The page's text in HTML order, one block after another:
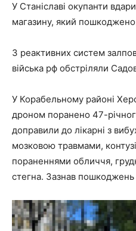
У Станіславі окупанти
магазину, який
З реактивних систем
війська рф обстріляли
У Корабельному районі
дроном поранено 47-
доправили до лікарні з
мозковою травмами,
пораненнями обличчя,
стегна. Зазнав